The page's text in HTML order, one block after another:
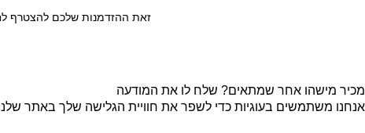
זאת ההזדמנות שלכם להצטרף
מכיר מישהו אחר שמתאים? שלח לו את המודעה
אנחנו משתמשים בעוגיות כדי לשפר את חוויית הגלישה שלך באתר